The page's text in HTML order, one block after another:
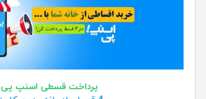
پرداخت قسطی اسنپ پی